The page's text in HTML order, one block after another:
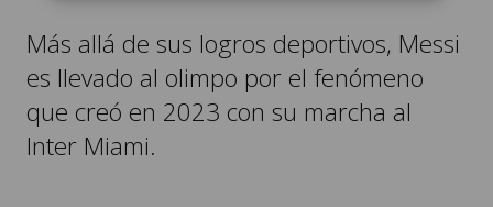
Más allá de sus logros deportivos, Messi
es llevado al olimpo por el fenómeno
que creó en 2023 con su marcha al
Inter Miami.